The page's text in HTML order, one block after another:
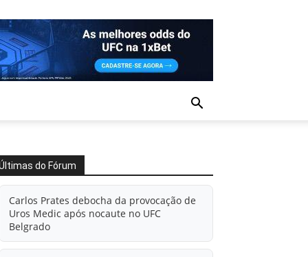
do Fórum
Carlos Prates debocha da provocação de
Uros Medic após nocaute no UFC
Belgrado